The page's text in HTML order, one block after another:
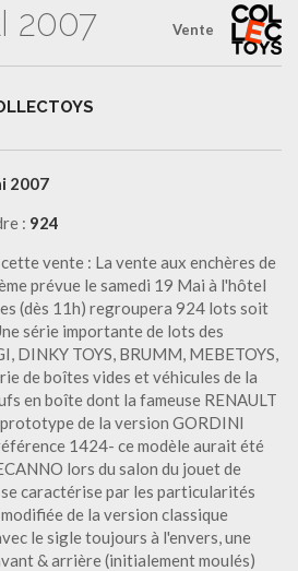
Vente
2007
2007
: 924
vente : La vente aux enchères de
prévue le samedi 19 Mai à l'hôtel
(dès 11h) regroupera 924 lots soit
série importante de lots des
DINKY TOYS, BRUMM, MEBETOYS,
de boîtes vides et véhicules de la
en boîte dont la fameuse RENAULT
de la version GORDINI
1424- ce modèle aurait été
lors du salon du jouet de
caractérise par les particularités
de la version classique
le sigle toujours à l'envers, une
& arrière (initialement moulés)